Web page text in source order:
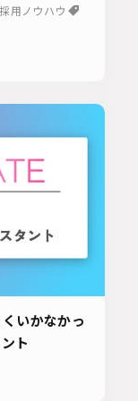
採用ノウハウ
いかなかっ
ト